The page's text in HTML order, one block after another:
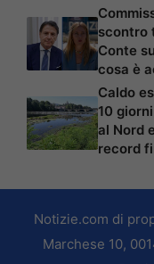
scontro
Conte
cosa è
Caldo
10
al Nord
record
Notizie.com di
Marchese 10,